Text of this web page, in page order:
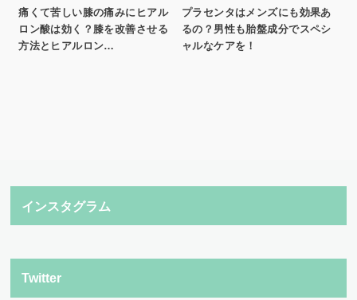
痛くて苦しい膝の痛みにヒアル
ロン酸は効く？膝を改善させる
方法とヒアルロン…
プラセンタはメンズにも効果あ
るの？男性も胎盤成分でスペシ
ャルなケアを！
インスタグラム
Twitter